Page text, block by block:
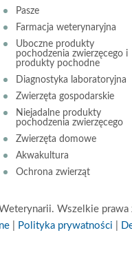
Pasze
Farmacja weterynaryjna
Uboczne produkty
pochodzenia zwierzęcego i
produkty pochodne
Diagnostyka laboratoryjna
Zwierzęta gospodarskie
Niejadalne produkty
pochodzenia zwierzęcego
Zwierzęta domowe
Akwakultura
Ochrona zwierząt
Wszelkie prawa
Polityka prywatności